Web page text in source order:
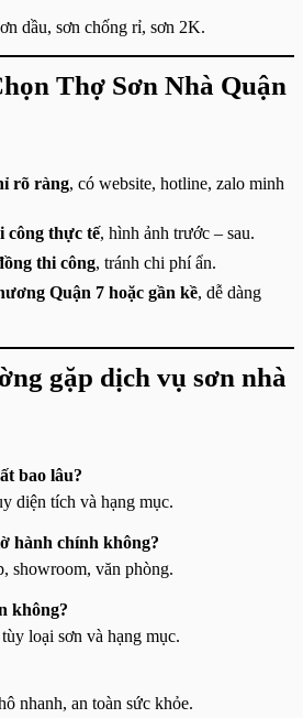
dầu, sơn chống rỉ, sơn 2K.
Thợ Sơn Nhà Quận
rõ ràng, có website, hotline, zalo minh
công thực tế, hình ảnh trước – sau.
thi công, tránh chi phí ẩn.
Quận 7 hoặc gần kề, dễ dàng
gặp dịch vụ sơn nhà
bao lâu?
diện tích và hạng mục.
hành chính không?
showroom, văn phòng.
không?
loại sơn và hạng mục.
nhanh, an toàn sức khỏe.